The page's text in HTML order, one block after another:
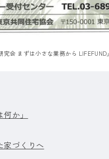
会 まずは小さな業務から LIFEFUND」
か」
家づくりへ